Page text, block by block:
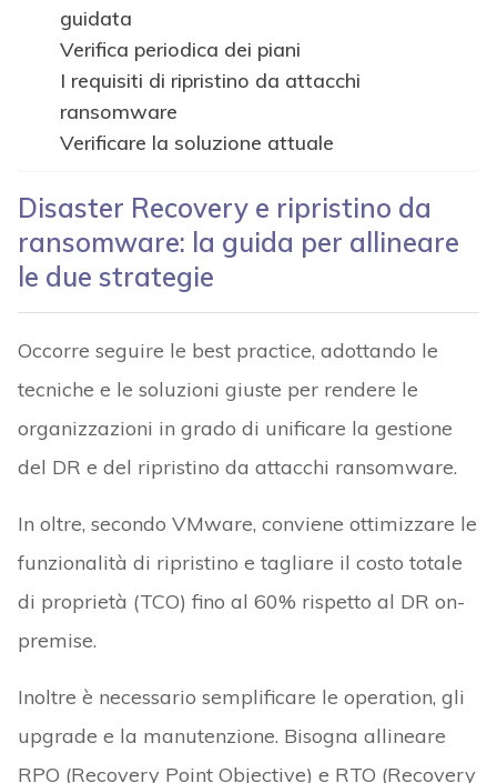
guidata
Verifica periodica dei piani
I requisiti di ripristino da attacchi
ransomware
Verificare la soluzione attuale
Disaster Recovery e ripristino da
ransomware: la guida per allineare
le due strategie
Occorre seguire le best practice, adottando le
tecniche e le soluzioni giuste per rendere le
organizzazioni in grado di unificare la gestione
del DR e del ripristino da attacchi ransomware.
In oltre, secondo VMware, conviene ottimizzare le
funzionalità di ripristino e tagliare il costo totale
di proprietà (TCO) fino al 60% rispetto al DR on-
premise.
Inoltre è necessario semplificare le operation, gli
upgrade e la manutenzione. Bisogna allineare
RPO (Recovery Point Objective) e RTO (Recovery